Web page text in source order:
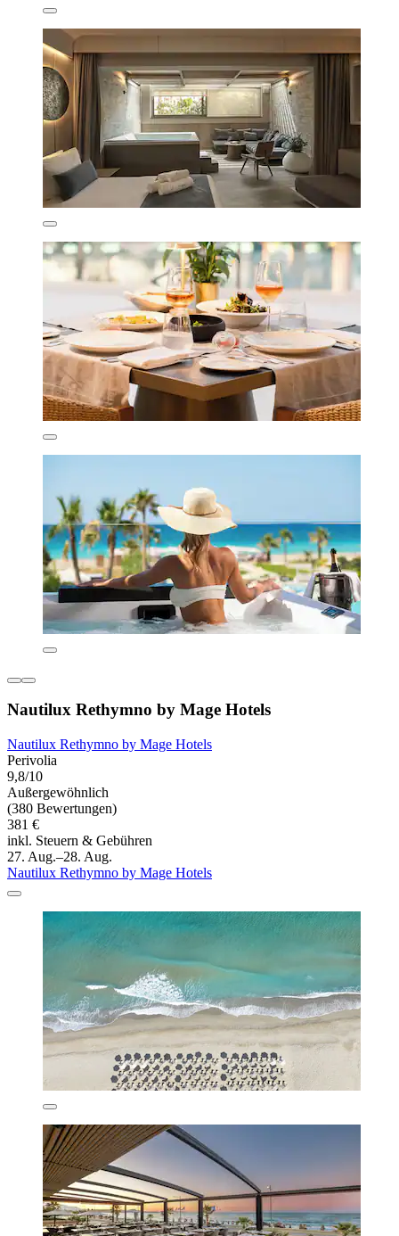
Nautilux Rethymno by Mage Hotels
Nautilux Rethymno by Mage Hotels
Perivolia
9,8/10
Außergewöhnlich
(380 Bewertungen)
381 €
inkl. Steuern & Gebühren
27. Aug.–28. Aug.
Nautilux Rethymno by Mage Hotels